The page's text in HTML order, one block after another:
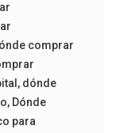
comprar
, dónde
, Dónde
para